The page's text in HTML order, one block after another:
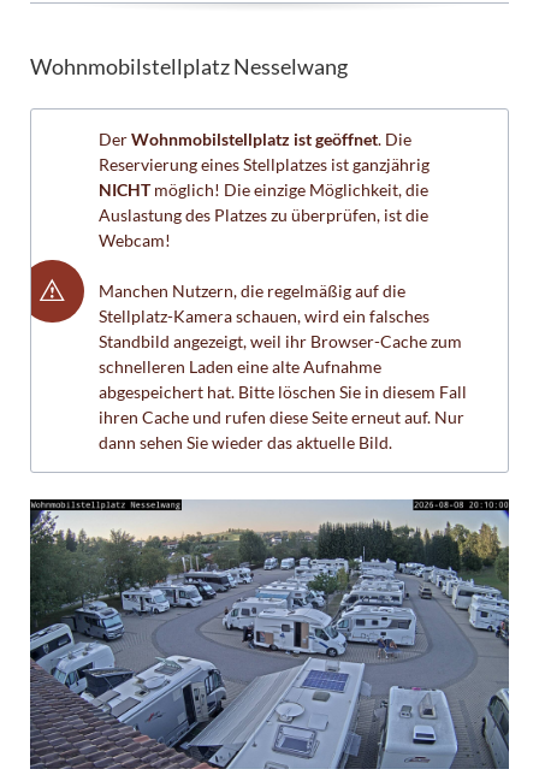
Wohnmobilstellplatz Nesselwang
DerWohnmobilstellplatz ist geöffnet. Die
Reservierung eines Stellplatzes ist ganzjährig
NICHTmöglich! Die einzige Möglichkeit, die
Auslastung des Platzes zu überprüfen, ist die
Webcam!
Manchen Nutzern, die regelmäßig auf die
Stellplatz-Kamera schauen, wird ein falsches
Standbild angezeigt, weil ihr Browser-Cache zum
schnelleren Laden eine alte Aufnahme
abgespeichert hat. Bitte löschen Sie in diesem Fall
ihren Cache und rufen diese Seite erneut auf. Nur
dann sehen Sie wieder das aktuelle Bild.